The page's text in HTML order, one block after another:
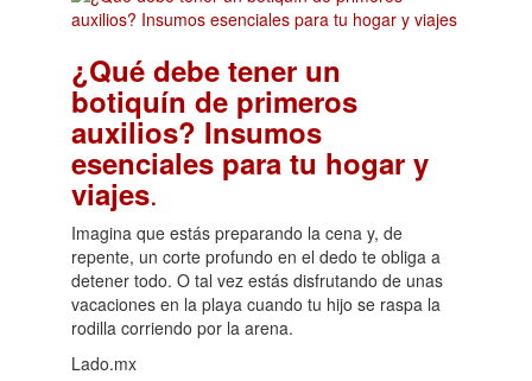
¿Qué debe tener un
botiquín de primeros
auxilios? Insumos
esenciales para tu hogar y
viajes.
Imagina que estás preparando la cena y, de
repente, un corte profundo en el dedo te obliga a
detener todo. O tal vez estás disfrutando de unas
vacaciones en la playa cuando tu hijo se raspa la
rodilla corriendo por la arena.
Lado.mx